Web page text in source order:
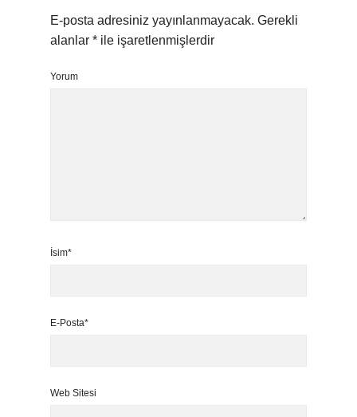
E-posta adresiniz yayınlanmayacak. Gerekli
alanlar * ile işaretlenmişlerdir
Yorum
İsim*
E-Posta*
Web Sitesi